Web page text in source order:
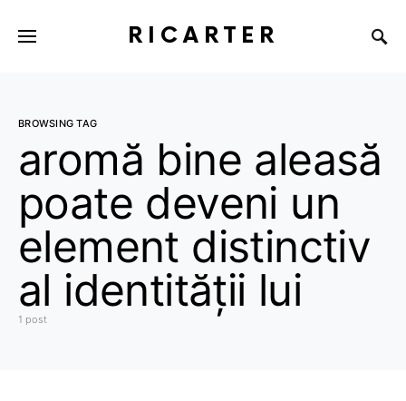
RICARTER
BROWSING TAG
aromă bine aleasă
poate deveni un
element distinctiv
al identității lui
1 post